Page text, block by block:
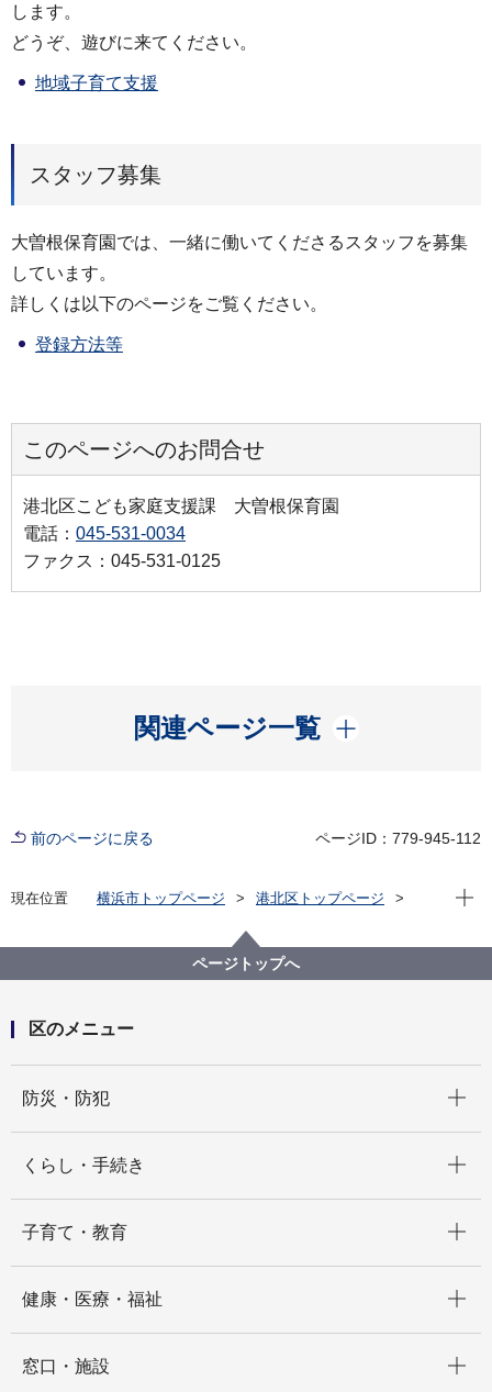
します。
どうぞ、遊びに来てください。
地域子育て支援
スタッフ募集
大曽根保育園では、一緒に働いてくださるスタッフを募集
しています。
詳しくは以下のページをご覧ください。
登録方法等
このページへのお問合せ
港北区こども家庭支援課 大曽根保育園
電話： 045-531-0034
ファクス：045-531-0125
関連ページ一覧
開く
前のページに戻る ページID：779-945-112
現在位置 横浜市トップページ
港北区トップページ
大曽根保育園
現在
ページトップへ
区のメニュー
防災・防犯
くらし・手続き
子育て・教育
健康・医療・福祉
窓口・施設